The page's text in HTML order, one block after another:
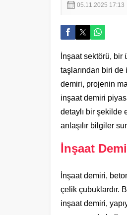
05.11.2025 17:13
İnşaat sektörü,
taşlarından biri de
demiri, projenin
inşaat demiri
detaylı bir şekilde
anlaşılır bilgiler
İnşaat
İnşaat demiri,
çelik çubuklardır.
inşaat demiri,